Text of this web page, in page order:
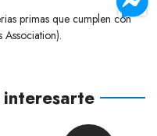
primas que cumplen con
Association).